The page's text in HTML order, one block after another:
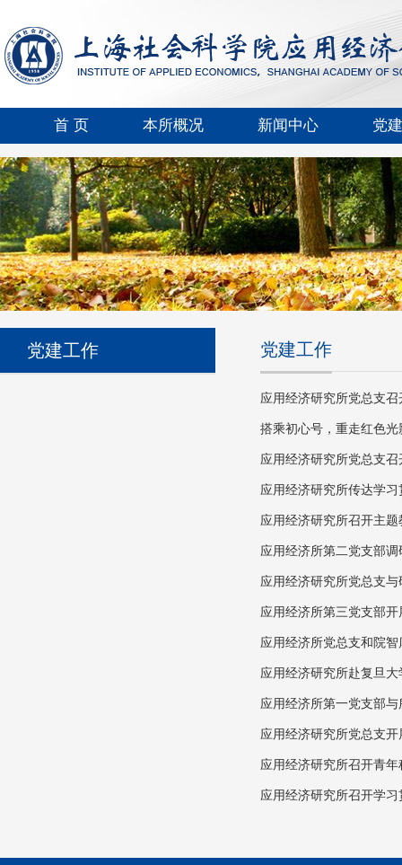
首 页 本所概况 新闻中心 党
党建工作 党建工作
应用经济研究所党总支
搭乘初心号，重走红色
应用经济研究所党总支
应用经济研究所传达学
应用经济研究所召开主
应用经济所第二党支部
应用经济研究所党总支
应用经济所第三党支部
应用经济所党总支和院
应用经济研究所赴复旦
应用经济所第一党支部
应用经济研究所党总支
应用经济研究所召开青
应用经济研究所召开学